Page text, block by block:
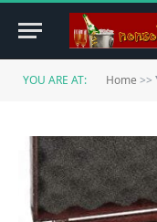
YOU ARE AT: Home >>